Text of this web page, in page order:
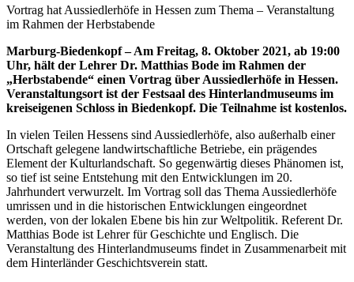
Vortrag hat Aussiedlerhöfe in Hessen zum Thema – Veranstaltung
im Rahmen der Herbstabende
Marburg-Biedenkopf – Am Freitag, 8. Oktober 2021, ab 19:00
Uhr, hält der Lehrer Dr. Matthias Bode im Rahmen der
„Herbstabende“ einen Vortrag über Aussiedlerhöfe in Hessen.
Veranstaltungsort ist der Festsaal des Hinterlandmuseums im
kreiseigenen Schloss in Biedenkopf. Die Teilnahme ist kostenlos.
In vielen Teilen Hessens sind Aussiedlerhöfe, also außerhalb einer
Ortschaft gelegene landwirtschaftliche Betriebe, ein prägendes
Element der Kulturlandschaft. So gegenwärtig dieses Phänomen ist,
so tief ist seine Entstehung mit den Entwicklungen im 20.
Jahrhundert verwurzelt. Im Vortrag soll das Thema Aussiedlerhöfe
umrissen und in die historischen Entwicklungen eingeordnet
werden, von der lokalen Ebene bis hin zur Weltpolitik. Referent Dr.
Matthias Bode ist Lehrer für Geschichte und Englisch. Die
Veranstaltung des Hinterlandmuseums findet in Zusammenarbeit mit
dem Hinterländer Geschichtsverein statt.